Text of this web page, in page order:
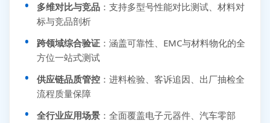
多维对比与竞品 ：支持多型号性能对比测试、材料对
标与竞品剖析
跨领域综合验证 ：涵盖可靠性、EMC与材料物化的全
方位一站式测试
供应链品质管控 ：进料检验、客诉追因、出厂抽检全
流程质量保障
全行业应用场景 ：全面覆盖电子元器件、汽车零部